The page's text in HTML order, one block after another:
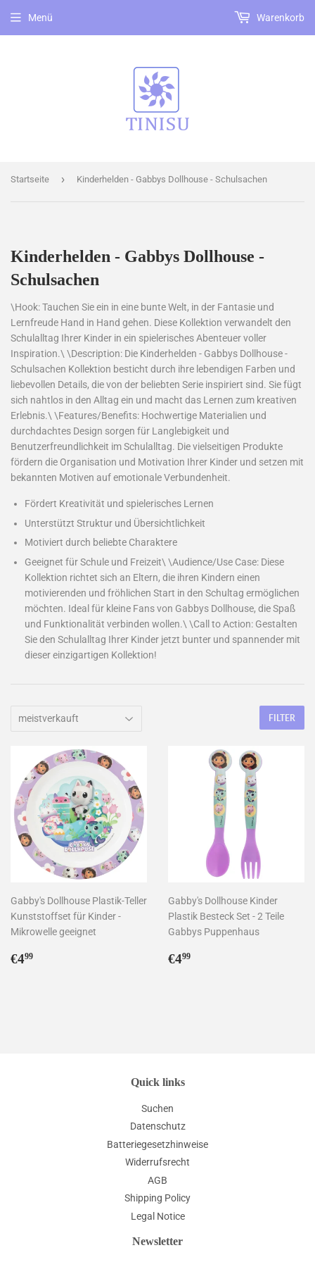
Menü Warenkorb
Startseite › Kinderhelden - Gabbys Dollhouse - Schulsachen
Kinderhelden - Gabbys Dollhouse -
Schulsachen
\Hook: Tauchen Sie ein in eine bunte Welt, in der Fantasie und
Lernfreude Hand in Hand gehen. Diese Kollektion verwandelt den
Schulalltag Ihrer Kinder in ein spielerisches Abenteuer voller
Inspiration.\ \Description: Die Kinderhelden - Gabbys Dollhouse -
Schulsachen Kollektion besticht durch ihre lebendigen Farben und
liebevollen Details, die von der beliebten Serie inspiriert sind. Sie fügt
sich nahtlos in den Alltag ein und macht das Lernen zum kreativen
Erlebnis.\ \Features/Benefits: Hochwertige Materialien und
durchdachtes Design sorgen für Langlebigkeit und
Benutzerfreundlichkeit im Schulalltag. Die vielseitigen Produkte
fördern die Organisation und Motivation Ihrer Kinder und setzen mit
bekannten Motiven auf emotionale Verbundenheit.
Fördert Kreativität und spielerisches Lernen
Unterstützt Struktur und Übersichtlichkeit
Motiviert durch beliebte Charaktere
Geeignet für Schule und Freizeit\ \Audience/Use Case: Diese
Kollektion richtet sich an Eltern, die ihren Kindern einen
motivierenden und fröhlichen Start in den Schultag ermöglichen
möchten. Ideal für kleine Fans von Gabbys Dollhouse, die Spaß
und Funktionalität verbinden wollen.\ \Call to Action: Gestalten
Sie den Schulalltag Ihrer Kinder jetzt bunter und spannender mit
dieser einzigartigen Kollektion!
FILTER
Gabby's Dollhouse Plastik-Teller
Kunststoffset für Kinder -
Mikrowelle geeignet
Normaler
€499
Gabby's Dollhouse Kinder
Plastik Besteck Set - 2 Teile
Gabbys Puppenhaus
Normaler
€499
Quick links
Suchen
Datenschutz
Batteriegesetzhinweise
Widerrufsrecht
AGB
Shipping Policy
Legal Notice
Newsletter